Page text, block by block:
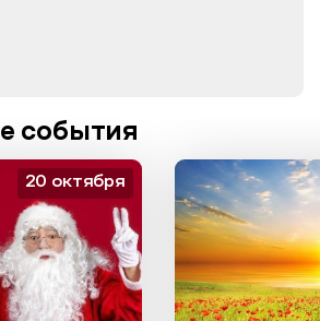
события
20 октября